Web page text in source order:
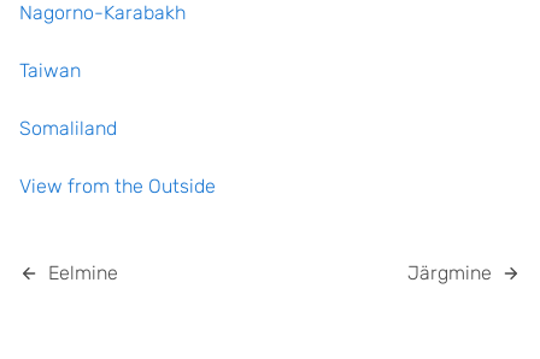
Nagorno-Karabakh
Taiwan
Somaliland
View from the Outside
Eelmine Järgmine